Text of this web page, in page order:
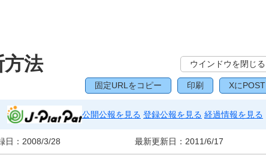
方法 ウインドウを閉じる
固定URLをコピー 印刷 XにPOST
公開公報を見る 登録公報を見る 経過情報を見る
日： 2008/3/28 最新更新日： 2011/6/17